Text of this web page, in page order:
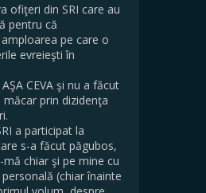
ofiţeri din SRI care au
pentru că
pe care o
evreieşti în
CEVA şi nu a făcut
măcar prin dizidenţa
a participat la
s-a făcut păgubos,
chiar şi pe mine cu
personală (chiar înainte